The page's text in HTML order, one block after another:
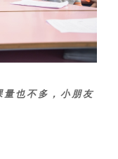
量也不多，小朋友